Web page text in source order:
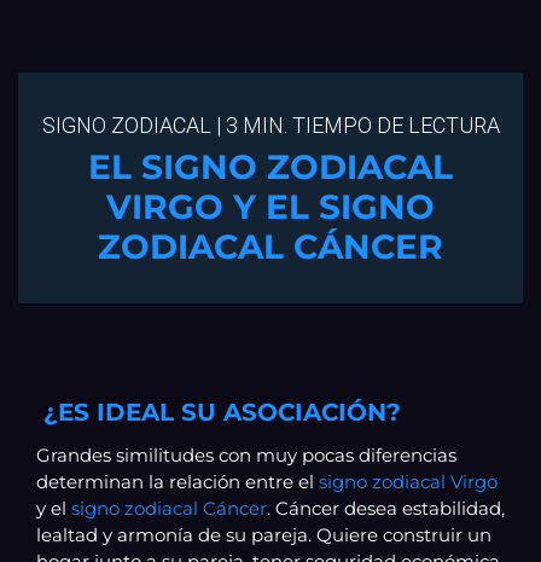
SIGNO ZODIACAL | 3 MIN. TIEMPO DE LECTURA
EL SIGNO ZODIACAL
VIRGO Y EL SIGNO
ZODIACAL CÁNCER
¿ES IDEAL SU ASOCIACIÓN?
Grandes similitudes con muy pocas diferencias
determinan la relación entre el signo zodiacal Virgo
y el signo zodiacal Cáncer. Cáncer desea estabilidad,
lealtad y armonía de su pareja. Quiere construir un